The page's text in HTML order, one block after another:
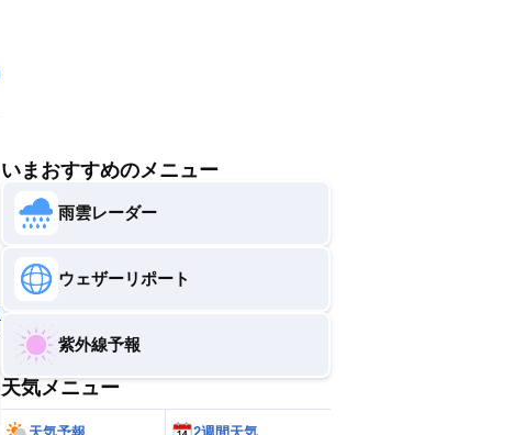
いまおすすめのメニュー
雨雲レーダー
ウェザーリポート
紫外線予報
天気メニュー
天気予報 2週間天気